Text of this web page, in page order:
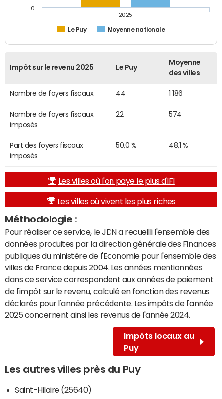
Le Puy Moyenne nationale
2025
0
Impôt sur le revenu 2025 Le Puy
Moyenne
des villes
Nombre de foyers fiscaux 44 1 186
Nombre de foyers fiscaux
imposés
22 574
Part des foyers fiscaux
imposés
50,0 % 48,1 %
Les villes où l'on paye le plus d'IFI
Les villes où vivent les plus riches
Méthodologie :
Pour réaliser ce service, le JDN a recueilli l'ensemble des
données produites par la direction générale des Finances
publiques du ministère de l'Economie pour l'ensemble des
villes de France depuis 2004. Les années mentionnées
dans ce service correspondent aux années de paiement
de l'impôt sur le revenu, calculé en fonction des revenus
déclarés pour l'année précédente. Les impôts de l'année
2025 concernent ainsi les revenus de l'année 2024.
Impôts locaux au
Puy
Les autres villes près du Puy
Saint-Hilaire (25640)